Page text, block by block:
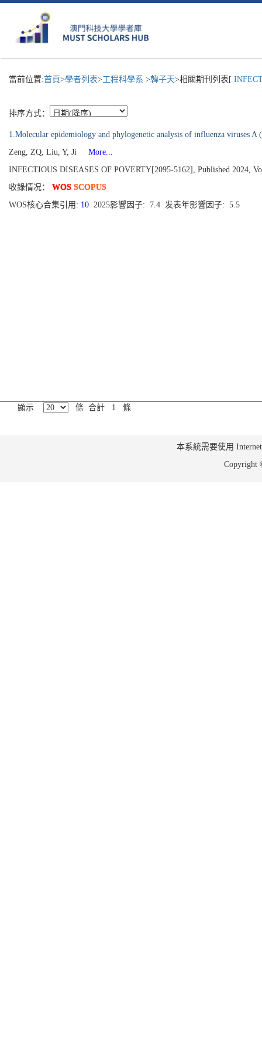
當前位置:首頁>學者列表>工程科學系 >韓子天>相關期刊列表[
排序方式：
1.Molecular epidemiology and phylogenetic analysis of influenza viruses
Zeng, ZQ, Liu, Y, Ji
More...
INFECTIOUS DISEASES OF POVERTY[2095-5162], Published 2024,
收錄情况： WOS SCOPUS
WOS核心合集引用: 10 2025影響因子: 7.4 发表年影響因子: 5.5
顯示 條 合計 1 條
本系統需要使用
Copyright